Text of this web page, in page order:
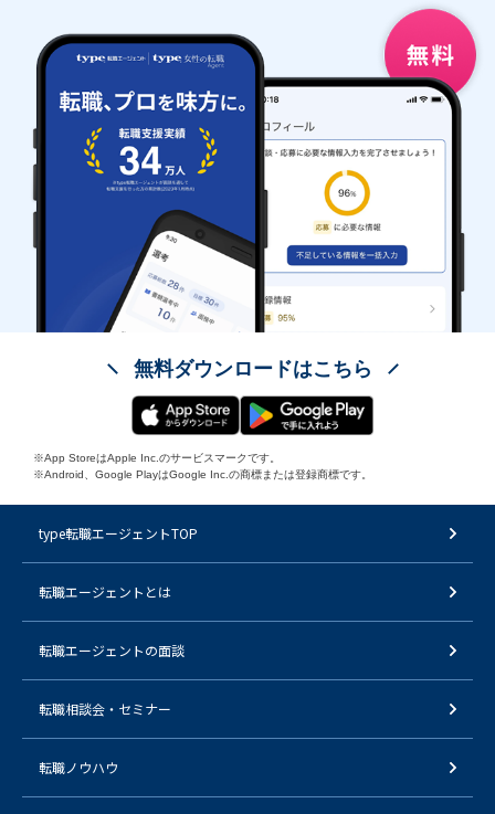
無料ダウンロードはこちら
※App StoreはApple Inc.のサービスマークです。
※Android、Google PlayはGoogle Inc.の商標または登録商標です。
type転職エージェントTOP
転職エージェントとは
転職エージェントの面談
転職相談会・セミナー
転職ノウハウ